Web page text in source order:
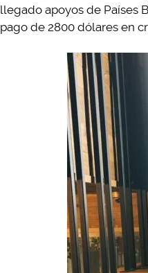
llegado apoyos de Países
pago de 2800 dólares en